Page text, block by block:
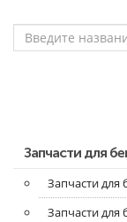
Запчасти для
Запчасти для
Запчасти для